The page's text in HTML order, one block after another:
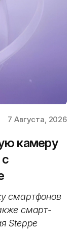
7 Августа, 2026
камеру
смартфонов
смарт-
Steppe